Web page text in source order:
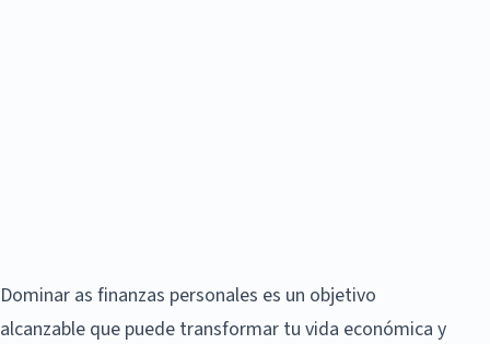
Dominar as finanzas personales es un objetivo
alcanzable que puede transformar tu vida económica y